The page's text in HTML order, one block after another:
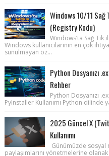
Windows 10/11 Sağ
(Registry Kodu)
Windows’ta Sağ
Windows kullanıcılarının en çok
sunulmayan öz...
Python Dosyanızı
Rehber
Python Dosyanızı
PyInstaller Kullanımı Python dilinde
2025 Güncel X
Kullanımı
Günümüzde sosyal
paylaşımlarını yönetmelerine